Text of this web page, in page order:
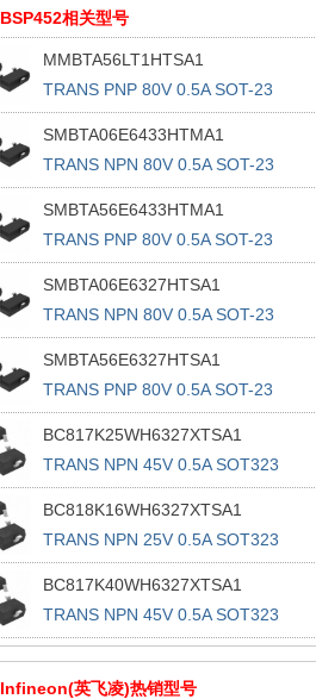
BSP452相关型号
MMBTA56LT1HTSA1
TRANS PNP 80V 0.5A SOT-23
SMBTA06E6433HTMA1
TRANS NPN 80V 0.5A SOT-23
SMBTA56E6433HTMA1
TRANS PNP 80V 0.5A SOT-23
SMBTA06E6327HTSA1
TRANS NPN 80V 0.5A SOT-23
SMBTA56E6327HTSA1
TRANS PNP 80V 0.5A SOT-23
BC817K25WH6327XTSA1
TRANS NPN 45V 0.5A SOT323
BC818K16WH6327XTSA1
TRANS NPN 25V 0.5A SOT323
BC817K40WH6327XTSA1
TRANS NPN 45V 0.5A SOT323
Infineon(英飞凌)热销型号